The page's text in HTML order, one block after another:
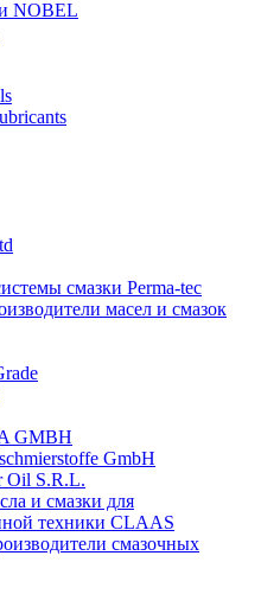
NOBEL
смазки Perma-tec
масел и смазок
GMBH
GmbH
Oil S.R.L.
и смазки для
техники CLAAS
смазочных